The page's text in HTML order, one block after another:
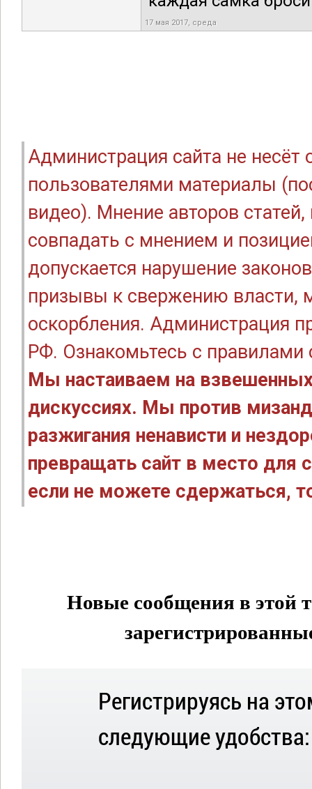
17 мая 2017, среда
Администрация сайта не
пользователями материалы
видео). Мнение авторов
совпадать с мнением и
допускается нарушение
призывы к свержению власти,
оскорбления. Администрация
РФ. Ознакомьтесь с правилами
Мы настаиваем на
дискуссиях. Мы против
разжигания ненависти и
превращать сайт в место для
если не можете сдержаться,
Новые сообщения в этой
Регистрируясь на
следующие удобства: